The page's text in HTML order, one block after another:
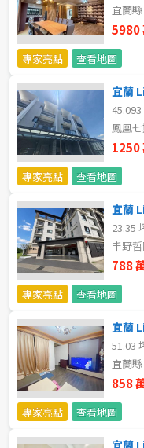
台北市
基隆市
新北市
宜蘭縣
桃園市
新竹縣
苗栗縣
台中市
彰化縣
南投縣
雲林縣
嘉義市
類型(可複選)
不拘
別墅 透天
農舍 辦公
廠辦
坪數
不拘
宜蘭
5980
專家亮點 查看地圖
宜蘭
鳳凰
1250
專家亮點
查看地圖
23.35
丰野
788
專家亮點
查看地圖
51.03
宜蘭
858
專家亮點
查看地圖
宜蘭